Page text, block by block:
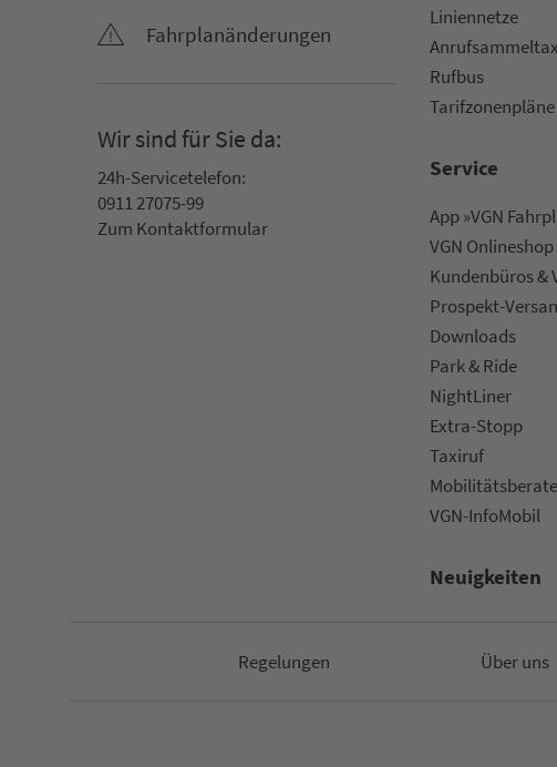
Fahr­plan­ände­rungen
Wir sind für Sie da:
24h-Ser­vice­te­le­fon:
0911 27075-99
Zum Kon­taktformular
Li­ni­en­netze
Rufbus
Ta­rif­zo­nen­plä­ne
Service
App »VGN
VGN On­line­shop
Kun­den­bü­ros &
Prospekt-
Downloads
Park & Ride
NightLiner
Extra-Stopp
Taxiruf
VGN-InfoMobil
Neuigkeiten
Re­ge­lungen Über uns